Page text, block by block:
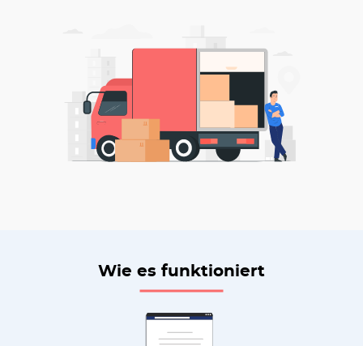
Wie es funktioniert